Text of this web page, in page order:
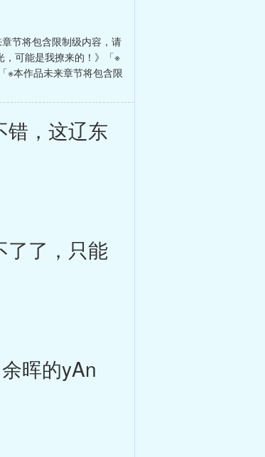
节将包含限制级内容，请
，可能是我撩来的！》「※
※本作品未来章节将包含限
，这辽东
了了，只能
晖的yAn